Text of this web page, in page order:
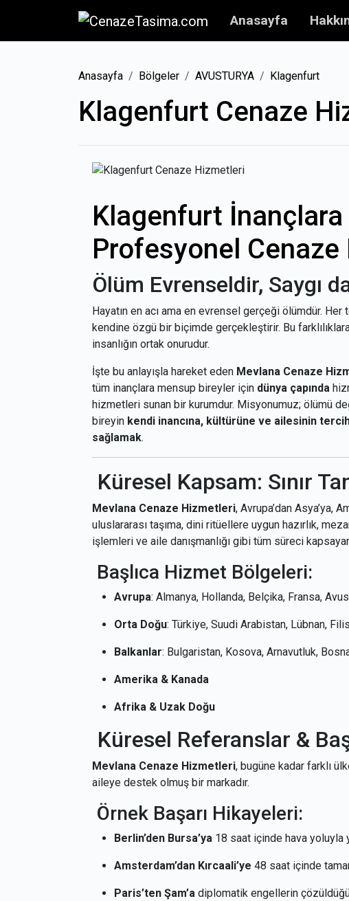
Anasayfa
Anasayfa Bölgeler AVUSTURYA Klagenfurt
Klagenfurt Cenaze
Klagenfurt İnançlara
Profesyonel
Ölüm Evrenseldir, Saygı
Hayatın en acı ama en evrensel gerçeği ölümdür.
kendine özgü bir biçimde gerçekleştirir. Bu
insanlığın ortak onurudur.
İşte bu anlayışla hareket eden Mevlana Cenaze
tüm inançlara mensup bireyler için dünya çapında
hizmetleri sunan bir kurumdur. Misyonumuz; ölümü
bireyin kendi inancına, kültürüne ve ailesinin
sağlamak.
Küresel Kapsam: Sınır
Mevlana Cenaze Hizmetleri, Avrupa’dan Asya’ya,
uluslararası taşıma, dini ritüellere uygun hazırlık,
işlemleri ve aile danışmanlığı gibi tüm süreci
Başlıca Hizmet Bölgeleri:
Avrupa: Almanya, Hollanda, Belçika, Fransa,
Orta Doğu: Türkiye, Suudi Arabistan, Lübnan,
Balkanlar: Bulgaristan, Kosova, Arnavutluk,
Amerika & Kanada
Afrika & Uzak Doğu
Küresel Referanslar &
Mevlana Cenaze Hizmetleri, bugüne kadar farklı
aileye destek olmuş bir markadır.
Örnek Başarı Hikayeleri:
Berlin’den Bursa’ya 18 saat içinde hava yoluyla
Amsterdam’dan Kırcaali’ye 48 saat içinde
Paris’ten Şam’a diplomatik engellerin